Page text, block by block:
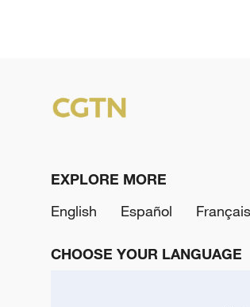
EXPLORE MORE
English
Español Français
CHOOSE YOUR LANGUAGE